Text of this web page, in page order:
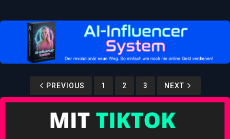
PREVIOUS 1 2 3 NEXT